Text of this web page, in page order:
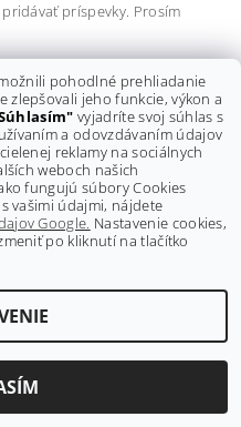
príspevky. Prosím
hodnotenie. Prosím
Upraviť nastavenie cookies
pohodlné prehliadanie
zlepšovali jeho funkcie, výkon a
vyjadríte svoj súhlas s
a odovzdávaním údajov
reklamy na sociálnych
weboch našich
fungujú súbory Cookies
vašimi údajmi, nájdete
Google. Nastavenie cookies,
po kliknutí na tlačítko